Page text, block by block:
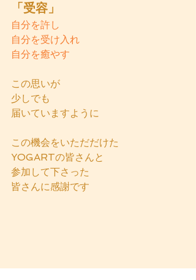
「受容」
自分を許し
自分を受け入れ
自分を癒やす
この思いが
少しでも
届いていますように
この機会をいただだけた
YOGARTの皆さんと
参加して下さった
皆さんに感謝です